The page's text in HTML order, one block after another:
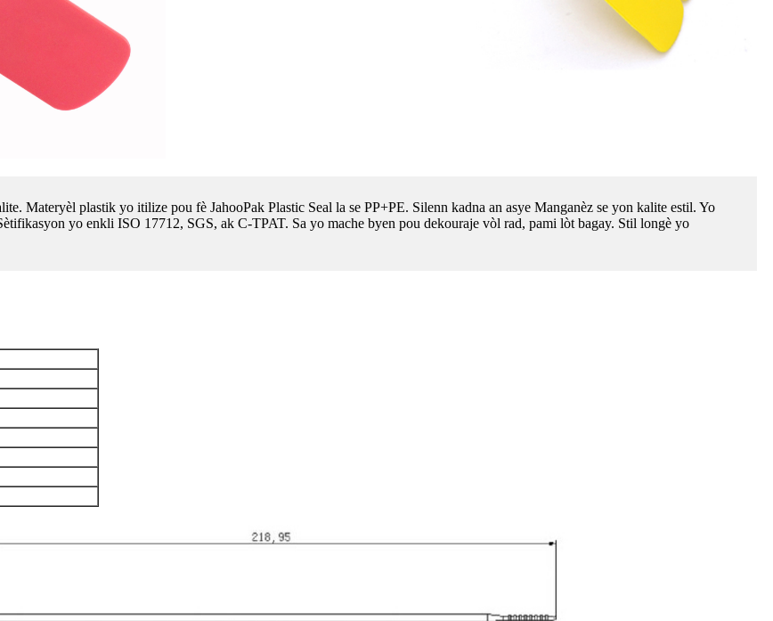
Materyèl plastik yo itilize pou fè JahooPak Plastic Seal la se PP+PE. Silenn kadna an asye Manganèz se yon kalite estil. Yo
yo enkli ISO 17712, SGS, ak C-TPAT. Sa yo mache byen pou dekouraje vòl rad, pami lòt bagay. Stil longè yo